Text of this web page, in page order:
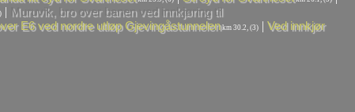
| Muruvik, bro over banen ved innkjøring til
E6 ved nordre utløp Gjevingåstunnelenkm 30.2, (3) | Ved innkjør